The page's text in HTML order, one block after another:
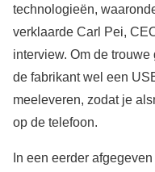
technologieën,
verklaarde Carl Pei,
interview. Om de trouwe
de fabrikant wel een
meeleveren, zodat je
op de telefoon.
In een eerder